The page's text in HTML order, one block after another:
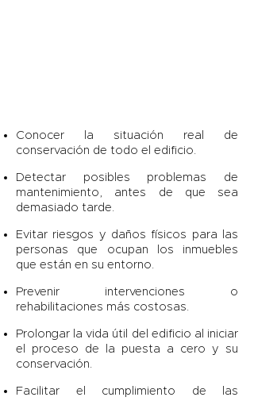
Conocer la situación real de
conservación de todo el edificio.
Detectar posibles problemas de
mantenimiento, antes de que sea
demasiado tarde.
Evitar riesgos y daños físicos para las
personas que ocupan los inmuebles
que están en su entorno.
Prevenir intervenciones o
rehabilitaciones más costosas.
Prolongar la vida útil del edificio al iniciar
el proceso de la puesta a cero y su
conservación.
Facilitar el cumplimiento de las